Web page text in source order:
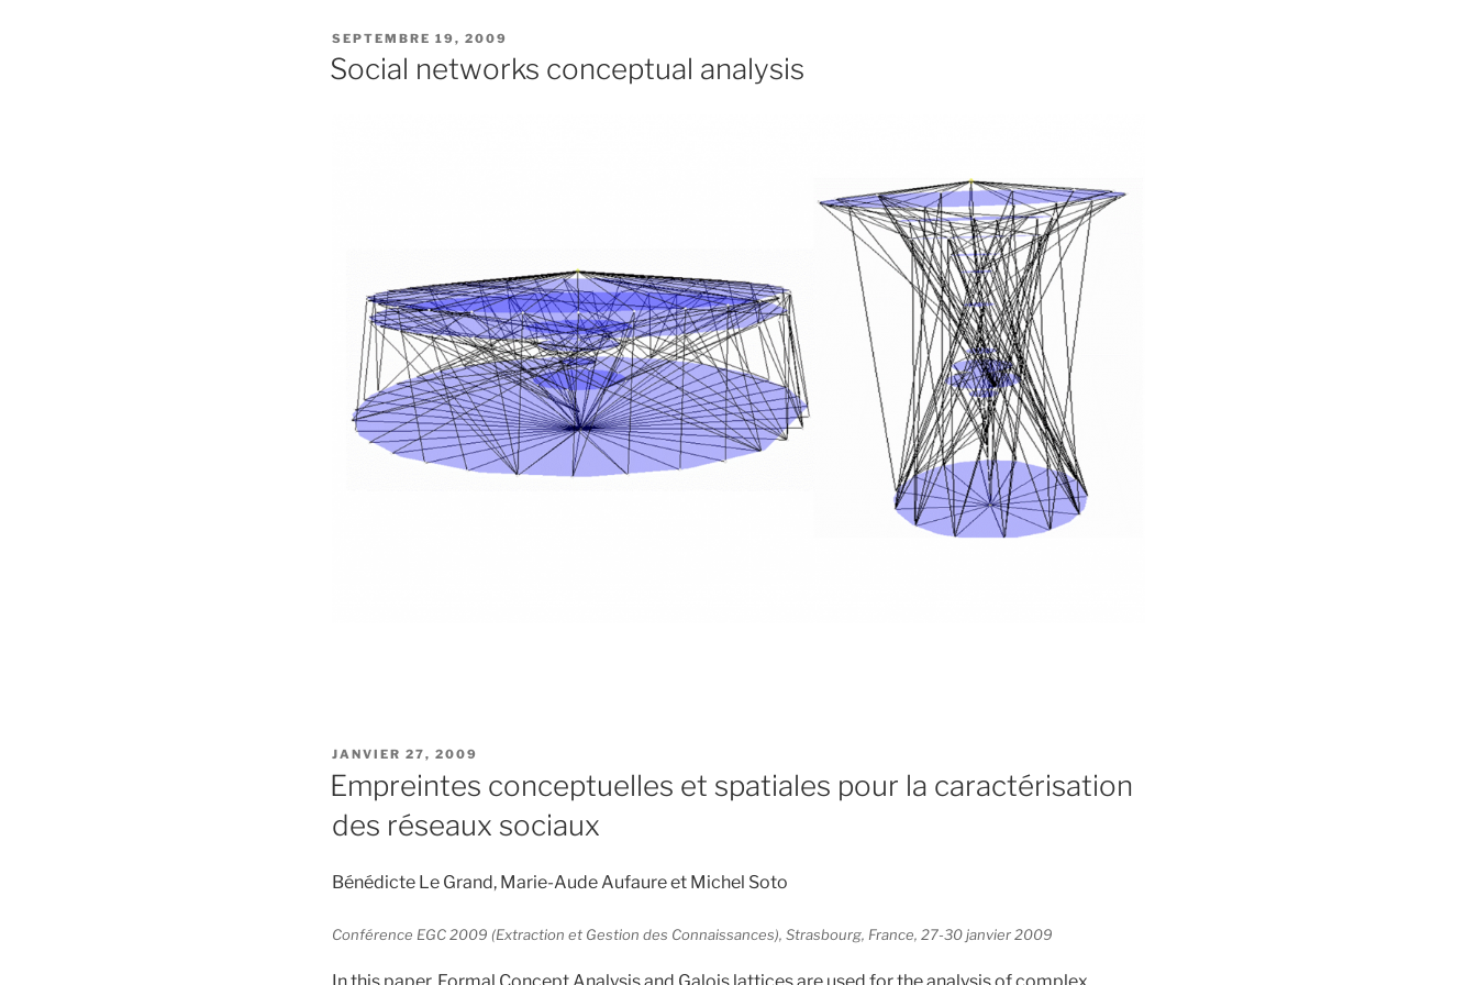
PUBLIÉ
LE
SEPTEMBRE 19, 2009
Social networks conceptual analysis
PUBLIÉ
LE
JANVIER 27, 2009
Empreintes conceptuelles et spatiales pour la caractérisation
des réseaux sociaux
Bénédicte Le Grand, Marie-Aude Aufaure et Michel Soto
Conférence EGC 2009 (Extraction et Gestion des Connaissances), Strasbourg, France, 27-30 janvier 2009